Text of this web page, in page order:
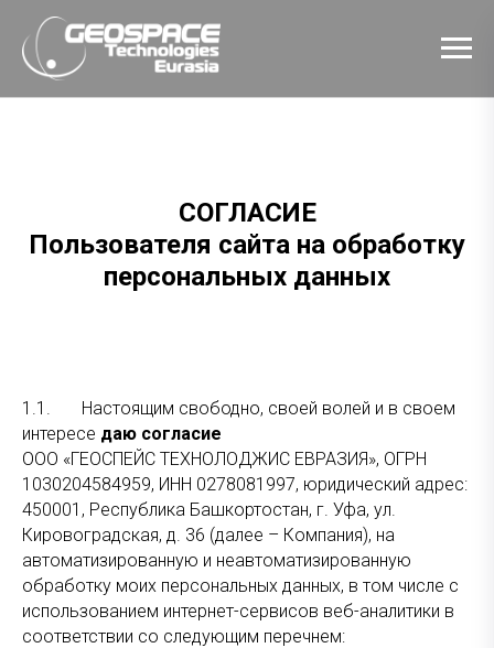
СОГЛАСИЕ
Пользователя сайта на обработку
персональных данных
1.1. Настоящим свободно, своей волей и в своем
интересе даю согласие
ООО «ГЕОСПЕЙС ТЕХНОЛОДЖИС ЕВРАЗИЯ», ОГРН
1030204584959, ИНН 0278081997, юридический адрес:
450001, Республика Башкортостан, г. Уфа, ул.
Кировоградская, д. 36 (далее – Компания), на
автоматизированную и неавтоматизированную
обработку моих персональных данных, в том числе с
использованием интернет-сервисов веб-аналитики в
соответствии со следующим перечнем: